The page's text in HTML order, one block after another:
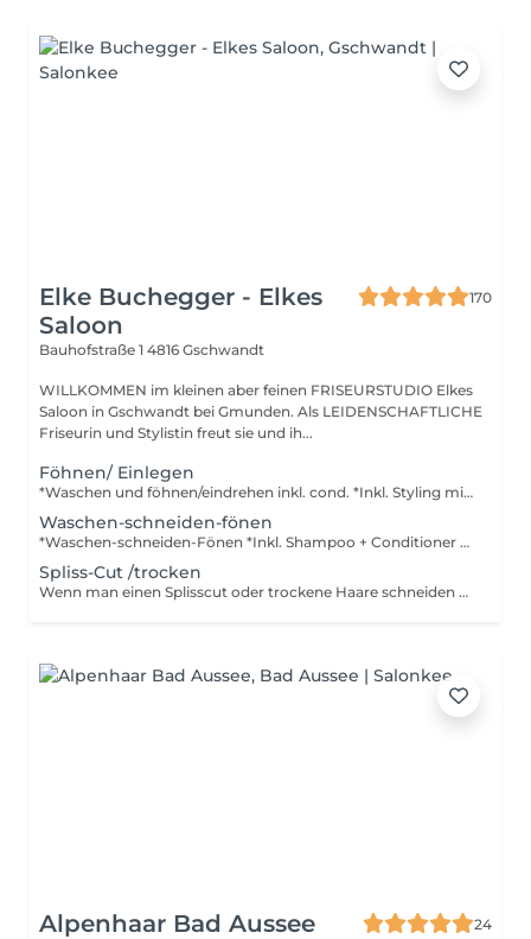
Elke Buchegger - Elkes
Saloon
170
Bauhofstraße 1 4816 Gschwandt
WILLKOMMEN im kleinen aber feinen FRISEURSTUDIO Elkes
Saloon in Gschwandt bei Gmunden. Als LEIDENSCHAFTLICHE
Friseurin und Stylistin freut sie und ih...
Föhnen/ Einlegen
*Waschen und föhnen/eindrehen inkl. cond. *Inkl. Styling mit dem Lockenstab oder Glätteneisen *Inkl Haftwickler + Wärme
Waschen-schneiden-fönen
*Waschen-schneiden-Fönen *Inkl. Shampoo + Conditioner + Stylingprodukte *Inkl. Lockenstab oder Glätteisen *Inkl. Haftwickler + Wärme
Spliss-Cut /trocken
Wenn man einen Splisscut oder trockene Haare schneiden will. Hier werden gespaltene/kaputte Spitzen gesäubert. Ideal wenn man die Haare wachsen lassen will
Alpenhaar Bad Aussee
24